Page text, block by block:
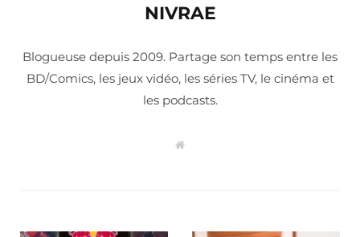
NIVRAE
Blogueuse depuis 2009. Partage son temps entre les
BD/Comics, les jeux vidéo, les séries TV, le cinéma et
les podcasts.
W